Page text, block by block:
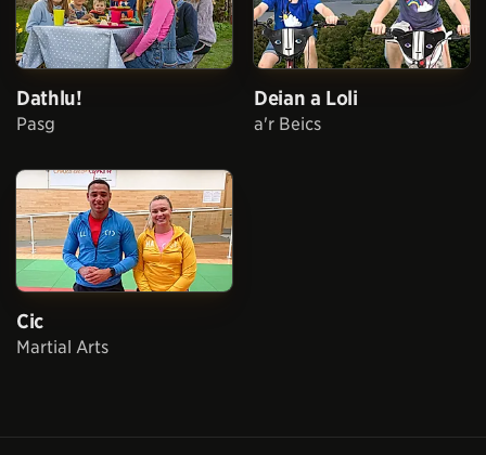
Dathlu!
Pasg
Deian a Loli
a'r Beics
Cic
Martial Arts